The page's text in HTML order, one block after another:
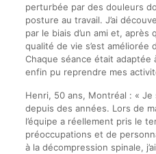
perturbée par des douleurs
posture au travail. J’ai
par le biais d’un ami et,
qualité de vie s’est améliorée
Chaque séance était adaptée
enfin pu reprendre mes
Henri, 50 ans, Montréal : «
depuis des années. Lors de
l’équipe a réellement pris le
préoccupations et de
à la décompression spinale,